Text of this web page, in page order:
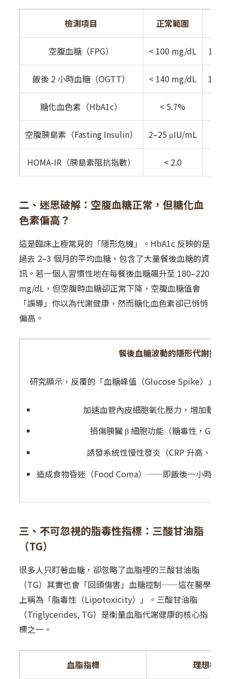
檢測項目 正常範圍
空腹血糖（FPG） < 100 mg/dL
飯後 2 小時血糖（OGTT） < 140 mg/dL
糖化血色素（HbA1c） < 5.7%
空腹胰島素（Fasting Insulin） 2–25 μIU/mL
HOMA-IR（胰島素阻抗指數） < 2.0
二、 迷思破解：空腹血糖正常，但糖化血
色素偏高？
這是臨床上極常見的「隱形危機」。HbA1c 反映的是
過去 2–3 個月的平均血糖，包含了大量餐後血糖的資
訊。若一個人習慣性地在每餐後血糖飆升至 180–220
mg/dL，但空腹時血糖卻正常下降，空腹血糖值會
「誤導」你以為代謝健康，然而糖化血色素卻已悄悄
偏高。
餐後血糖波動的隱形代謝損傷
研究顯示，反覆的「血糖峰值（Glucose Spike）」即
加速血管內皮細胞氧化壓力，增加動脈
損傷胰臟 β 細胞功能（糖毒性，
誘發系統性慢性發炎（CRP 升高、促
造成食物昏迷（Food Coma）——即飯後一小時內
三、 不可忽視的脂毒性指標：三酸甘油脂
（TG）
很多人只盯著血糖，卻忽略了血脂裡的三酸甘油脂
（TG）其實也會「回頭傷害」血糖控制——這在醫學
上稱為「脂毒性（Lipotoxicity）」。 三酸甘油脂
（Triglycerides, TG）是衡量血脂代謝健康的核心指
標之一。
血脂指標 理想標準